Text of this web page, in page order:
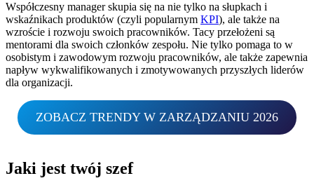
Współczesny manager skupia się na nie tylko na słupkach i
wskaźnikach produktów (czyli popularnym KPI), ale także na
wzroście i rozwoju swoich pracowników. Tacy przełożeni są
mentorami dla swoich członków zespołu. Nie tylko pomaga to w
osobistym i zawodowym rozwoju pracowników, ale także zapewnia
napływ wykwalifikowanych i zmotywowanych przyszłych liderów
dla organizacji.
ZOBACZ TRENDY W ZARZĄDZANIU 2026
Jaki jest twój szef